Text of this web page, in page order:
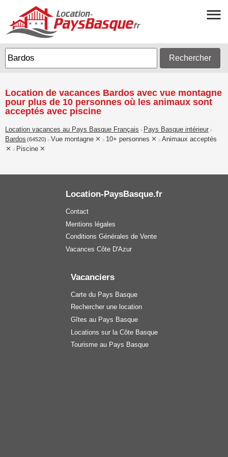
Rechercher
Location de vacances Bardos avec vue montagne
pour plus de 10 personnes où les animaux sont
acceptés avec piscine
Location vacances au Pays Basque Français > Pays Basque intérieur >
Bardos (64520) > Vue montagne > 10+ personnes > Animaux acceptés
> Piscine
Location-PaysBasque.fr
Contact
Mentions légales
Conditions Générales de Vente
Vacances Côte D'Azur
Vacanciers
Carte du Pays Basque
Rechercher une location
Gîtes au Pays Basque
Locations sur la Côte Basque
Tourisme au Pays Basque